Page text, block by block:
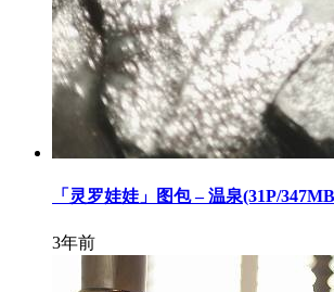
「灵罗娃娃」图包 – 温泉(31P/
3年前